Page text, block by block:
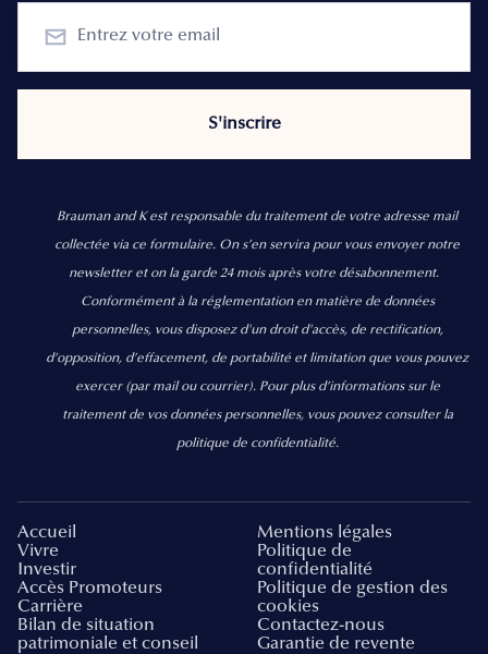
Brauman and K est responsable du traitement de votre adresse mail
collectée via ce formulaire. On s’en servira pour vous envoyer notre
newsletter et on la garde 24 mois après votre désabonnement.
Conformément à la réglementation en matière de données
personnelles, vous disposez d'un droit d'accès, de rectification,
d’opposition, d’effacement, de portabilité et limitation que vous pouvez
exercer (par mail ou courrier). Pour plus d’informations sur le
traitement de vos données personnelles, vous pouvez consulter la
politique de confidentialité.
Accueil
Vivre
Investir
Accès Promoteurs
Carrière
Bilan de situation
patrimoniale et conseil
Mentions légales
Politique de
confidentialité
Politique de gestion des
cookies
Contactez-nous
Garantie de revente